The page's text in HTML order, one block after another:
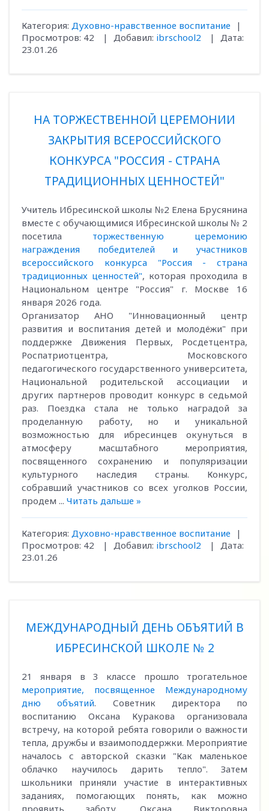
Категория: Духовно-нравственное воспитание
|
Просмотров: 42 | Добавил: ibrschool2 |
Дата:
23.01.26
НА ТОРЖЕСТВЕННОЙ ЦЕРЕМОНИИ
ЗАКРЫТИЯ ВСЕРОССИЙСКОГО
КОНКУРСА "РОССИЯ - СТРАНА
ТРАДИЦИОННЫХ ЦЕННОСТЕЙ"
Учитель Ибресинской школы №2 Елена Брусянина
вместе с обучающимися Ибресинской школы № 2
посетила торжественную церемонию
награждения победителей и участников
всероссийского конкурса "Россия - страна
традиционных ценностей", которая проходила в
Национальном центре "Россия" г. Москве 16
января 2026 года.
Организатор АНО "Инновационный центр
развития и воспитания детей и молодёжи" при
поддержке Движения Первых, Росдетцентра,
Роспатриотцентра, Московского
педагогического государственного университета,
Национальной родительской ассоциации и
других партнеров проводит конкурс в седьмой
раз. Поездка стала не только наградой за
проделанную работу, но и уникальной
возможностью для ибресинцев окунуться в
атмосферу масштабного мероприятия,
посвященного сохранению и популяризации
культурного наследия страны. Конкурс,
собравший участников со всех уголков России,
продем ... Читать дальше »
Категория: Духовно-нравственное воспитание
|
Просмотров: 42 | Добавил: ibrschool2 |
Дата:
23.01.26
МЕЖДУНАРОДНЫЙ ДЕНЬ ОБЪЯТИЙ В
ИБРЕСИНСКОЙ ШКОЛЕ № 2
21 января в 3 классе прошло трогательное
мероприятие, посвященное Международному
дню объятий. Советник директора по
воспитанию Оксана Куракова организовала
встречу, на которой ребята говорили о важности
тепла, дружбы и взаимоподдержки. Мероприятие
началось с авторской сказки "Как маленькое
облачко научилось дарить тепло". Затем
школьники приняли участие в интерактивных
заданиях, помогающих понять, как можно
проявить заботу. Оксана Викторовна